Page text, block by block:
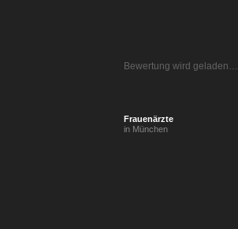
Bewertung wird geladen…
Frauenärzte
in München